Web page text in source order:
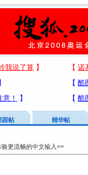
跟帖
精华帖
更流畅的中文输入>>